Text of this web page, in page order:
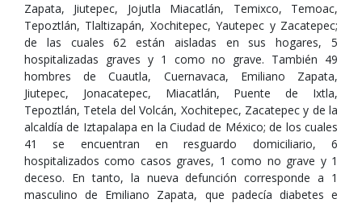
Zapata, Jiutepec, Jojutla Miacatlán, Temixco, Temoac,
Tepoztlán, Tlaltizapán, Xochitepec, Yautepec y Zacatepec;
de las cuales 62 están aisladas en sus hogares, 5
hospitalizadas graves y 1 como no grave. También 49
hombres de Cuautla, Cuernavaca, Emiliano Zapata,
Jiutepec, Jonacatepec, Miacatlán, Puente de Ixtla,
Tepoztlán, Tetela del Volcán, Xochitepec, Zacatepec y de la
alcaldía de Iztapalapa en la Ciudad de México; de los cuales
41 se encuentran en resguardo domiciliario, 6
hospitalizados como casos graves, 1 como no grave y 1
deceso. En tanto, la nueva defunción corresponde a 1
masculino de Emiliano Zapata, que padecía diabetes e